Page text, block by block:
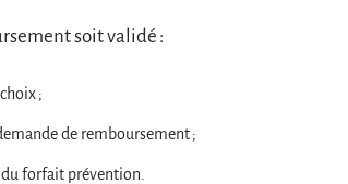
soit validé :
;
de remboursement ;
forfait prévention.